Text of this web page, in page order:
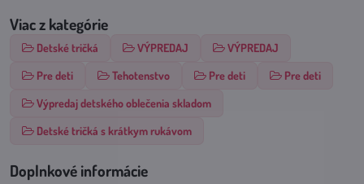
Viac z kategórie
Detské tričká VÝPREDAJ
VÝPREDAJ
Pre deti
Tehotenstvo Pre deti
Pre deti
Výpredaj detského oblečenia skladom
Detské tričká s krátkym rukávom
Doplnkové informácie